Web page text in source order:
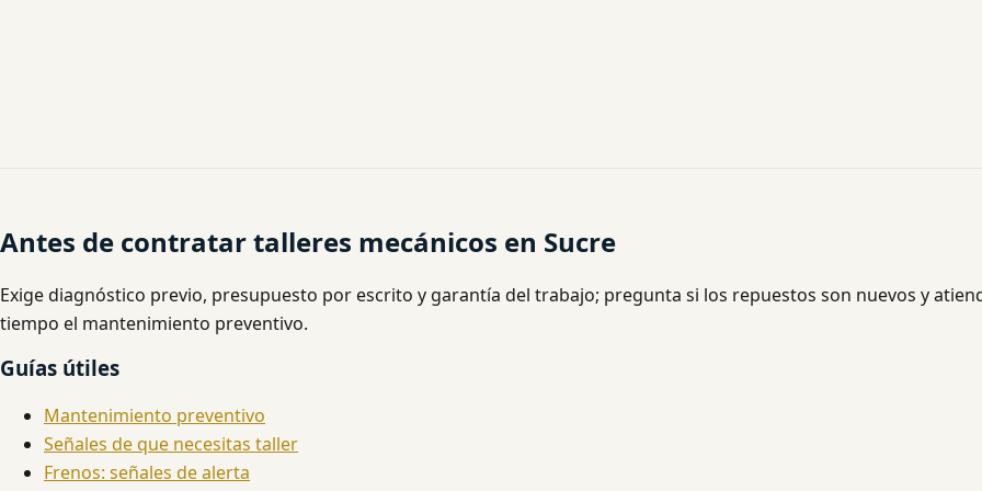
Antes de contratar talleres mecánicos en Sucre
Exige diagnóstico previo, presupuesto por escrito y garantía del trabajo; pregunta si los repuestos son nuevos y
tiempo el mantenimiento preventivo.
Guías útiles
Mantenimiento preventivo
Señales de que necesitas taller
Frenos: señales de alerta